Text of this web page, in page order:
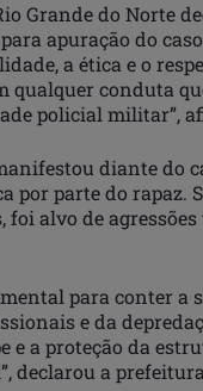
Grande do Norte
apuração do
a ética e o
conduta
policial militar”,
diante do
por parte do rapaz.
foi alvo de
para conter a
e da
e a proteção da
declarou a